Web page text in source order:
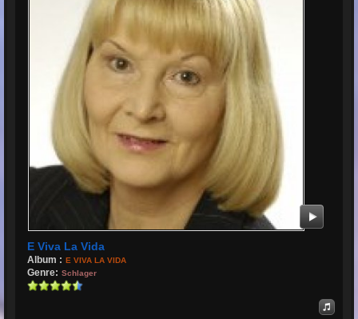
E Viva La Vida
Album : E VIVA LA VIDA
Genre: Schlager